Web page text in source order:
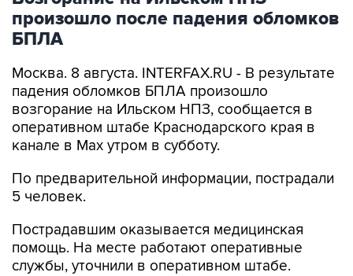
произошло после падения обломков
БПЛА
Москва. 8 августа. INTERFAX.RU - В результате
падения обломков БПЛА произошло
возгорание на Ильском НПЗ, сообщается в
оперативном штабе Краснодарского края в
канале в Max утром в субботу.
По предварительной информации, пострадали
5 человек.
Пострадавшим оказывается медицинская
помощь. На месте работают оперативные
службы, уточнили в оперативном штабе.